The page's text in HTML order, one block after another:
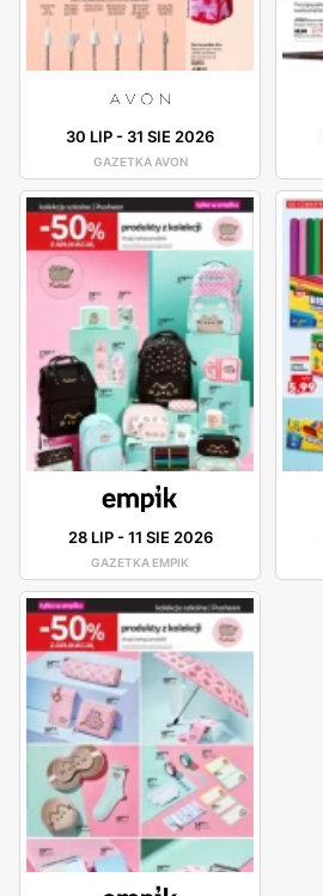
30 LIP- 31 SIE 2026
GAZETKA AVON
28 LIP-11 SIE 2026
GAZETKA EMPIK